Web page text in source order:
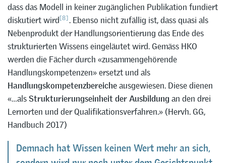
dass das Modell in keiner zugänglichen Publikation fundiert
diskutiert wird[8]. Ebenso nicht zufällig ist, dass quasi als
Nebenprodukt der Handlungsorientierung das Ende des
strukturierten Wissens eingeläutet wird. Gemäss HKO
werden die Fächer durch «zusammengehörende
Handlungskompetenzen» ersetzt und als
Handlungskompetenzbereicheausgewiesen. Diese dienen
«…alsStrukturierungseinheit der Ausbildung an den drei
Lernorten und der Qualifikationsverfahren.» (Hervh. GG,
Handbuch 2017)
Demnach hat Wissen keinen Wert mehr an sich,